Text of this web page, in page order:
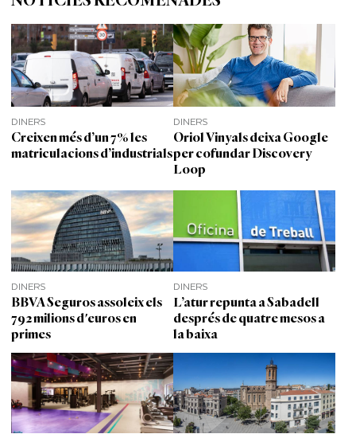
DINERS
Creixen més d’un 7% les
matriculacions d’industrials
DINERS
Oriol Vinyals deixa Google
per cofundar Discovery
Loop
DINERS
BBVA Seguros assoleix els
792 milions d'euros en
primes
DINERS
L’atur repunta a Sabadell
després de quatre mesos a
la baixa